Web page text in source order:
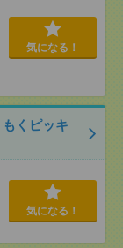
気になる！
くピッキ
気になる！